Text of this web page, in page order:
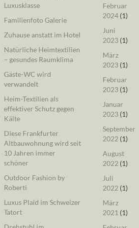
Luxusklasse
Familienfoto Galerie
Zuhause anstatt im Hotel
Natürliche Heimtextilien
– gesundes Raumklima
Gäste-WC wird
verwandelt
Heim-Textilien als
effektiver Schutz gegen
Kälte
Diese Frankfurter
Altbauwohnung wird seit
10 Jahren immer
schöner
Outdoor Fashion by
Roberti
Luxus Plaid im Schweizer
Tatort
Februar
2024(1)
Juni
2023(1)
März
2023(1)
Februar
2023(1)
Januar
2023(1)
September
2022 (1)
August
2022 (1)
Juli
2022 (1)
März
2021 (1)